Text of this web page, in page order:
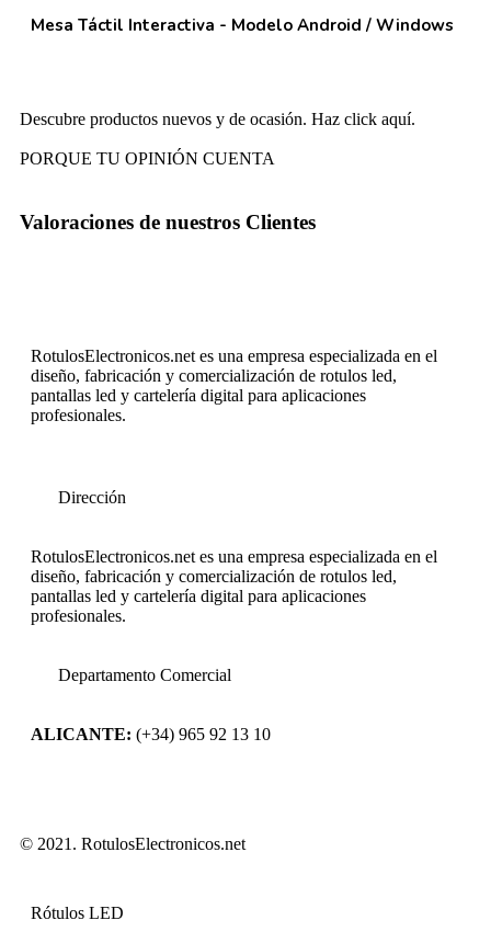
Mesa Táctil Interactiva - Modelo Android / Windows
Descubre productos nuevos y de ocasión. Haz click aquí.
PORQUE TU OPINIÓN CUENTA
Valoraciones de nuestros Clientes
RotulosElectronicos.net es una empresa especializada en el
diseño, fabricación y comercialización de rotulos led,
pantallas led y cartelería digital para aplicaciones
profesionales.
Dirección
RotulosElectronicos.net es una empresa especializada en el
diseño, fabricación y comercialización de rotulos led,
pantallas led y cartelería digital para aplicaciones
profesionales.
Departamento Comercial
ALICANTE: (+34) 965 92 13 10
© 2021. RotulosElectronicos.net
Rótulos LED